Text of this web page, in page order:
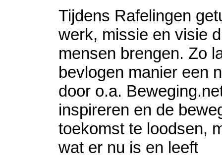
Tijdens Rafelingen
werk, missie en visie
mensen brengen. Zo
bevlogen manier een
door o.a.
inspireren en de
toekomst te loodsen,
wat er nu is en leeft